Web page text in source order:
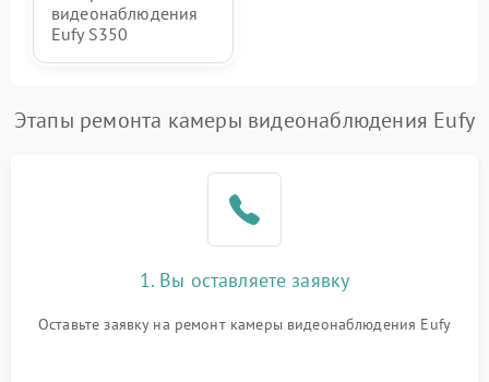
видеонаблюдения
Eufy S350
Этапы ремонта камеры видеонаблюдения Eufy
1. Вы оставляете заявку
Оставьте заявку на ремонт камеры видеонаблюдения Eufy